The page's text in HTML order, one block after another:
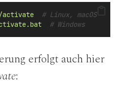
activate
# Linux, macOS
# Windows
erfolgt auch hier
: